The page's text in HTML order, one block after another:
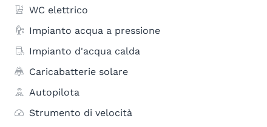
WC elettrico
Impianto acqua a pressione
Impianto d'acqua calda
Caricabatterie solare
Autopilota
Strumento di velocità